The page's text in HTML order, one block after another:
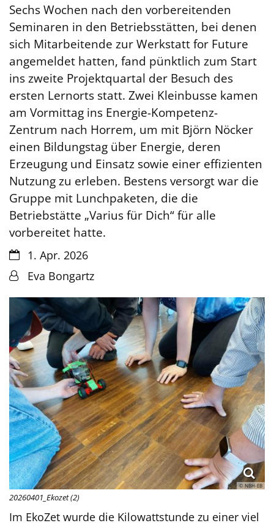
Sechs Wochen nach den vorbereitenden
Seminaren in den Betriebsstätten, bei denen
sich Mitarbeitende zur Werkstatt for Future
angemeldet hatten, fand pünktlich zum Start
ins zweite Projektquartal der Besuch des
ersten Lernorts statt. Zwei Kleinbusse kamen
am Vormittag ins Energie-Kompetenz-
Zentrum nach Horrem, um mit Björn Nöcker
einen Bildungstag über Energie, deren
Erzeugung und Einsatz sowie einer effizienten
Nutzung zu erleben. Bestens versorgt war die
Gruppe mit Lunchpaketen, die die
Betriebstätte „Varius für Dich“ für alle
vorbereitet hatte.
Datum:1. Apr. 2026
Von:Eva Bongartz
© NBH-EB
20260401_Ekozet (2)
Im EkoZet wurde die Kilowattstunde zu einer viel